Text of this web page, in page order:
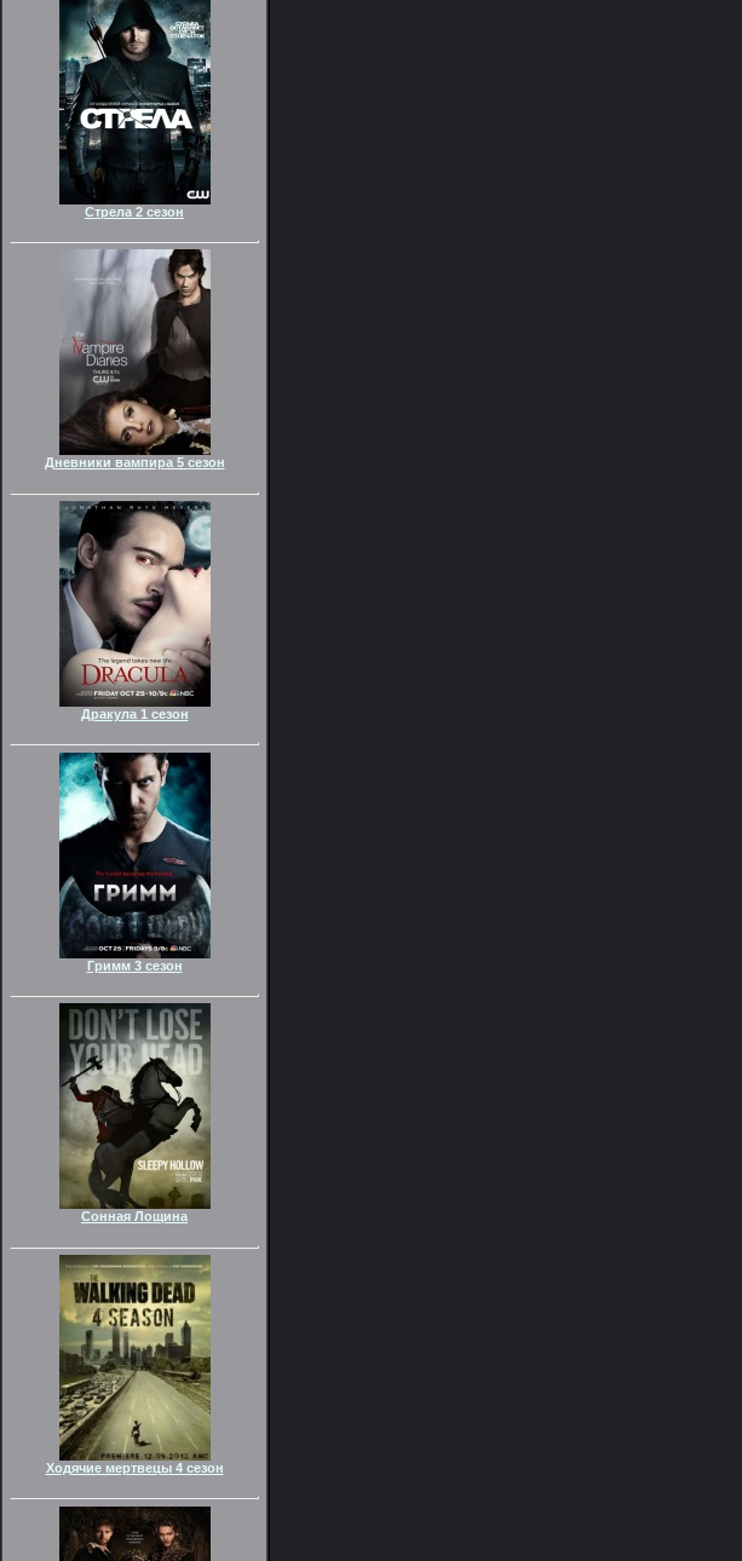
Стрела 2 сезон
Дневники вампира 5 сезон
Дракула 1 сезон
Гримм 3 сезон
Сонная Лощина
Ходячие мертвецы 4 сезон